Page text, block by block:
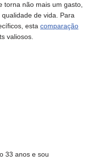
torna não mais um gasto,
de vida. Para
esta comparação
valiosos.
33 anos e sou